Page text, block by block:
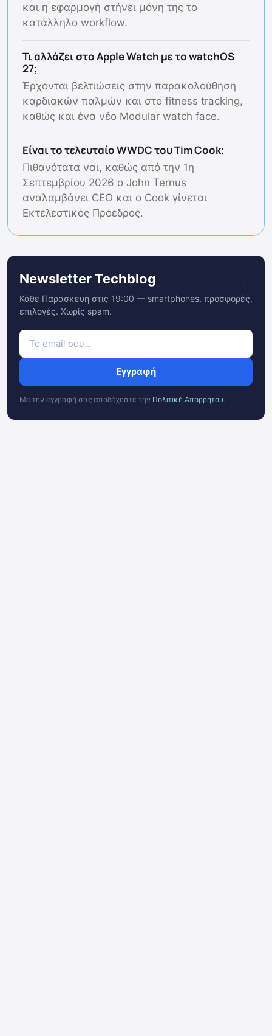
και η εφαρμογή στήνει μόνη της το
κατάλληλο workflow.
Τι αλλάζει στο Apple Watch με το watchOS
27;
Έρχονται βελτιώσεις στην παρακολούθηση
καρδιακών παλμών και στο fitness tracking,
καθώς και ένα νέο Modular watch face.
Είναι το τελευταίο WWDC του Tim Cook;
Πιθανότατα ναι, καθώς από την 1η
Σεπτεμβρίου 2026 ο John Ternus
αναλαμβάνει CEO και ο Cook γίνεται
Εκτελεστικός Πρόεδρος.
Newsletter Techblog
Κάθε Παρασκευή στις 19:00 — smartphones, προσφορές,
επιλογές. Χωρίς spam.
Εγγραφή
Με την εγγραφή σας αποδέχεστε την Πολιτική Απορρήτου.